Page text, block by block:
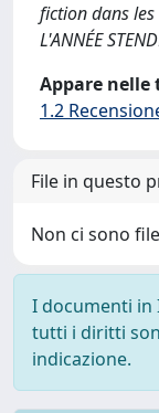
fiction dans
L'ANNÉE
Appare nelle
1.2
File in questo
Non ci sono
I documenti in
tutti i diritti
indicazione.